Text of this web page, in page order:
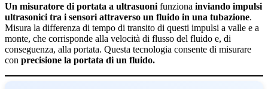
Un misuratore di portata a ultrasuoni funziona inviando impulsi
ultrasonici tra i sensori attraverso un fluido in una tubazione.
Misura la differenza di tempo di transito di questi impulsi a valle e a
monte, che corrisponde alla velocità di flusso del fluido e, di
conseguenza, alla portata. Questa tecnologia consente di misurare
con precisione la portata di un fluido.